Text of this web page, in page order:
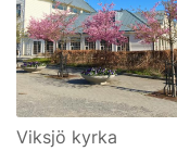
Viksjö kyrka